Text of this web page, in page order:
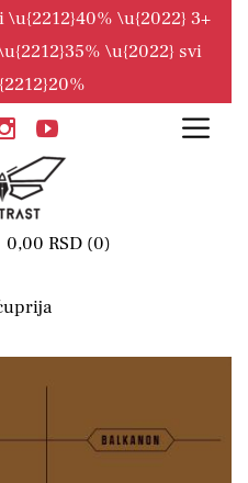
\u{2212}40% \u{2022} 3+
\u{2022} svi
0,00 RSD (0)